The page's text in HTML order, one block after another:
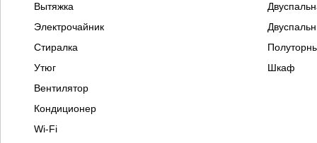
Вытяжка
Электрочайник
Стиралка
Утюг
Вентилятор
Кондиционер
Wi-Fi
Шкаф